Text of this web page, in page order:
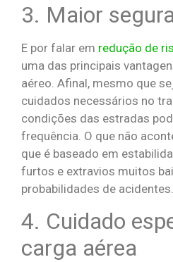
3. Maior
E por falar em redução de
uma das principais
aéreo. Afinal, mesmo que
cuidados necessários no
condições das estradas
frequência. O que não
que é baseado em
furtos e extravios muitos
probabilidades de acidentes.
4. Cuidado
carga aérea